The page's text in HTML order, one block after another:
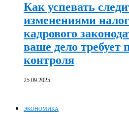
Как успевать
изменениями
кадрового
ваше дело требует
контроля
25.09.2025
ЭКОНОМИКА